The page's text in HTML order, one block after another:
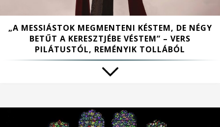
„A MESSIÁSTOK MEGMENTENI KÉSTEM, DE NÉGY
BETŰT A KERESZTJÉBE VÉSTEM” – VERS
PILÁTUSTÓL, REMÉNYIK TOLLÁBÓL